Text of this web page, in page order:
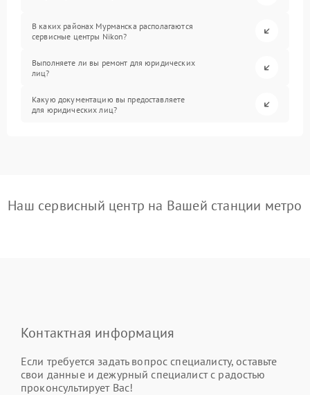
В каких районах Мурманска располагаются
сервисные центры Nikon?
Выполняете ли вы ремонт для юридических
лиц?
Какую документацию вы предоставляете
для юридических лиц?
Наш сервисный центр на Вашей станции метро
Контактная информация
Если требуется задать вопрос специалисту, оставьте
свои данные и дежурный специалист с радостью
проконсультирует Вас!